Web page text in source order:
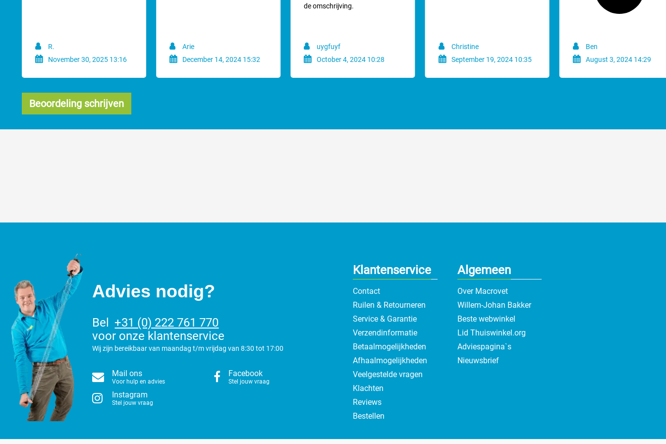
raden. De eerste reden hiervoor is de scheerkop die gebruikt wordt samen met de opzetkam. Scheerkop nummer 10 heeft een fijne vertanding, deze scheerkop kamt van zichzelf al niet makkelijk door een dikke
Wanneer je exact weet welke lengte je het beste / mooiste vindt kun je altijd overstappen op een scheerkop met die lengte welke je vervolgens gebruikt zonder opzetkam.
R.
November 30, 2025 13:16
Arie
December 14, 2024 15:32
de omschrijving.
uygfuyf
October 4, 2024 10:28
Christine
September 19, 2024 10:35
Ben
August 3, 2024 14:29
Beoordeling schrijven
Klantenservice
Contact
Ruilen & Retourneren
Service & Garantie
Verzendinformatie
Betaalmogelijkheden
Afhaalmogelijkheden
Veelgestelde vragen
Klachten
Reviews
Bestellen
Algemeen
Over Macrovet
Willem-Johan Bakker
Beste webwinkel
Lid Thuiswinkel.org
Adviespagina`s
Nieuwsbrief
Advies nodig?
Bel
+31 (0) 222 761 770
voor onze klantenservice
Wij zijn bereikbaar van maandag t/m vrijdag van 8:30 tot 17:00
Mail ons
Voor hulp en advies
Facebook
Stel jouw vraag
Instagram
Stel jouw vraag